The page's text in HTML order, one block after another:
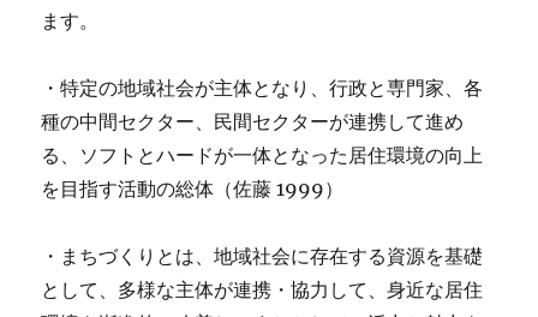
ます。
・特定の地域社会が主体となり、行政と専門家、各
種の中間セクター、民間セクターが連携して進め
る、ソフトとハードが一体となった居住環境の向上
を目指す活動の総体（佐藤 1999）
・まちづくりとは、地域社会に存在する資源を基礎
として、多様な主体が連携・協力して、身近な居住